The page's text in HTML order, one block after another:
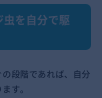
を自分で駆
段階であれば、自分
す。